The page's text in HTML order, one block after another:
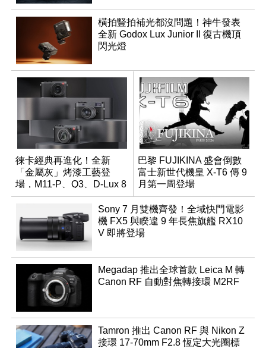
橫拍豎拍補光都沒問題！神牛發表
全新 Godox Lux Junior II 復古機頂
閃光燈
徠卡經典再進化！全新
「金屬灰」烤漆工藝登
場，M11-P、Q3、D-Lux 8
領銜換裝
巴黎 FUJIKINA 盛會倒數
富士新世代機皇 X-T6 傳 9
月第一周登場
Sony 7 月雙機齊發！全域快門電影
機 FX5 與睽違 9 年長焦旗艦 RX10
V 即將登場
Megadap 推出全球首款 Leica M 轉
Canon RF 自動對焦轉接環 M2RF
Tamron 推出 Canon RF 與 Nikon Z
接環 17-70mm F2.8 恆定大光圈標